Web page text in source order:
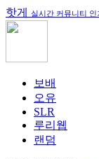
핫게 실시간 커뮤니티 인
보배
오유
SLR
루리웹
랜덤